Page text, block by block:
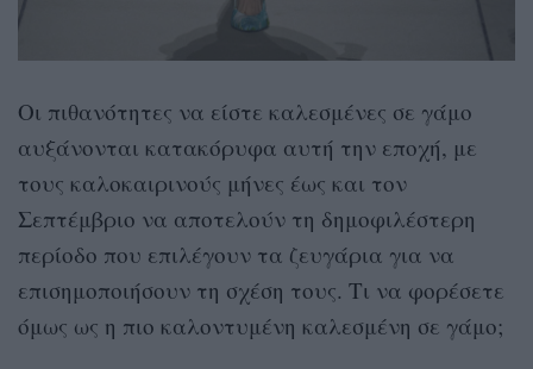
Οι πιθανότητες να είστε καλεσμένες σε γάμο
αυξάνονται κατακόρυφα αυτή την εποχή, με
τους καλοκαιρινούς μήνες έως και τον
Σεπτέμβριο να αποτελούν τη δημοφιλέστερη
περίοδο που επιλέγουν τα ζευγάρια για να
επισημοποιήσουν τη σχέση τους. Τι να φορέσετε
όμως ως η πιο καλοντυμένη καλεσμένη σε γάμο;